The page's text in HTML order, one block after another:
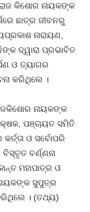
ରାଜ କିଶୋର ନାୟକଙ୍କ
ଛାତ୍ର ଜୀବନରୁ
ନାରାୟଣ,
ଦ୍ୱାରା ପ୍ରଭାବିତ
ଓ ତ୍ୟାଗର
କରିଥିଲେ ।
ନାୟକଙ୍କ
ପଞ୍ଚାୟତ ସମିତି
ଓ ସର୍ବୋପରି
ବର୍ଣ୍ଣନା
ମହାପାତ୍ର ଓ
ସୁପୁତ୍ର
। (ତଥ୍ୟ)